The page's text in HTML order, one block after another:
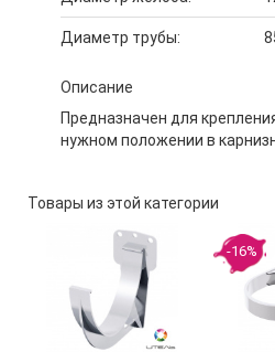
Диаметр трубы:
Описание
Предназначен для
нужном положении в
Товары из этой категории
-16%